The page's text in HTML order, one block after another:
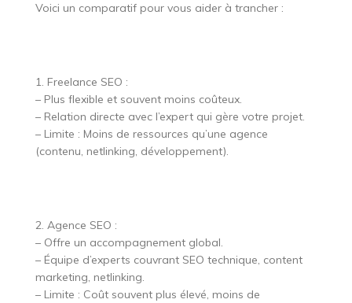
Voici un comparatif pour vous aider à trancher :
1. Freelance SEO :
– Plus flexible et souvent moins coûteux.
– Relation directe avec l’expert qui gère votre projet.
– Limite : Moins de ressources qu’une agence
(contenu, netlinking, développement).
2. Agence SEO :
– Offre un accompagnement global.
– Équipe d’experts couvrant SEO technique, content
marketing, netlinking.
– Limite : Coût souvent plus élevé, moins de